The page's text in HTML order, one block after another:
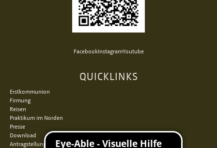
FacebookInstagramYoutube
QUICKLINKS
Erstkommunion
Firmung
Reisen
Praktikum im Norden
Presse
Download
Antragstellung